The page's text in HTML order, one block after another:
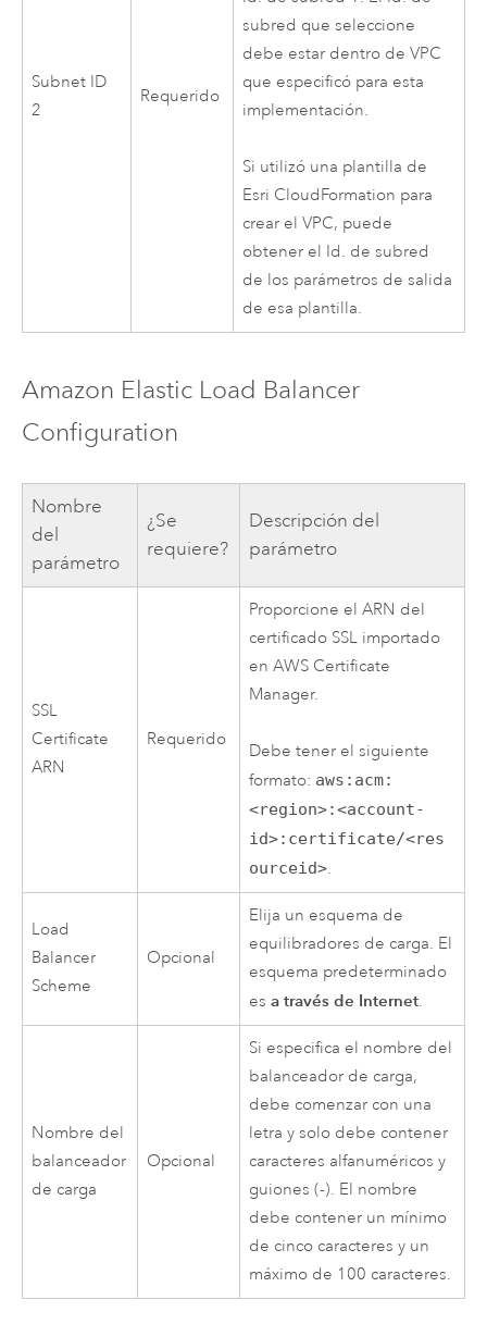
Subnet ID
2
Requerido
subred que seleccione
debe estar dentro deVPC
que especificó para esta
implementación.
Si utilizó una plantilla de
Esri CloudFormation para
crear elVPC, puede
obtener el Id. de subred
de los parámetros de salida
de esa plantilla.
Amazon Elastic Load Balancer
Configuration
Nombre
del
parámetro
¿Se
requiere?
Descripción del
parámetro
SSL
Certificate
ARN
Requerido
Proporcione el ARN del
certificado SSL importado
enAWS Certificate
Manager.
Debe tener el siguiente
formato: aws:acm:
<region>:<account-
id>:certificate/<res
ourceid>.
Load
Balancer
Scheme
Opcional
Elija un esquema de
equilibradores de carga. El
esquema predeterminado
esa través de Internet.
Nombre del
balanceador
de carga
Opcional
Si especifica el nombre del
balanceador de carga,
debe comenzar con una
letra y solo debe contener
caracteres alfanuméricos y
guiones (-). El nombre
debe contener un mínimo
de cinco caracteres y un
máximo de 100 caracteres.